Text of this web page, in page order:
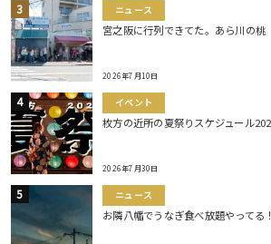
ニュース
宮之阪に行列できてた。あら川の桃
2026年7月10日
イベント
枚方の近所の夏祭りスケジュール
2026年7月30日
ニュース
お隣八幡でうなぎ食べ放題やってる！